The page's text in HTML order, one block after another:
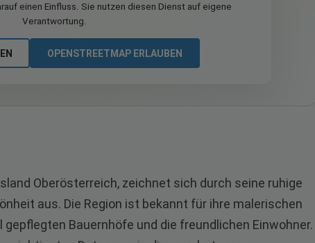
einen Einfluss. Sie nutzen diesen Dienst auf eigene
Verantwortung.
OPENSTREETMAP ERLAUBEN
Oberösterreich, zeichnet sich durch seine ruhige
aus. Die Region ist bekannt für ihre malerischen
gepflegten Bauernhöfe und die freundlichen Einwohner.